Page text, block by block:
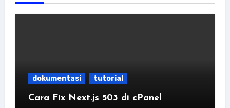
dokumentasi tutorial
Cara Fix Next.js 503 di cPanel